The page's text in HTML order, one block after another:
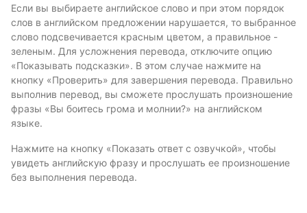
Если вы выбираете английское слово и при этом порядок
слов в английском предложении нарушается, то выбранное
слово подсвечивается красным цветом, а правильное -
зеленым. Для усложнения перевода, отключите опцию
«Показывать подсказки». В этом случае нажмите на
кнопку «Проверить» для завершения перевода. Правильно
выполнив перевод, вы сможете прослушать произношение
фразы «Вы боитесь грома и молнии?» на английском
языке.
Нажмите на кнопку «Показать ответ с озвучкой», чтобы
увидеть английскую фразу и прослушать ее произношение
без выполнения перевода.